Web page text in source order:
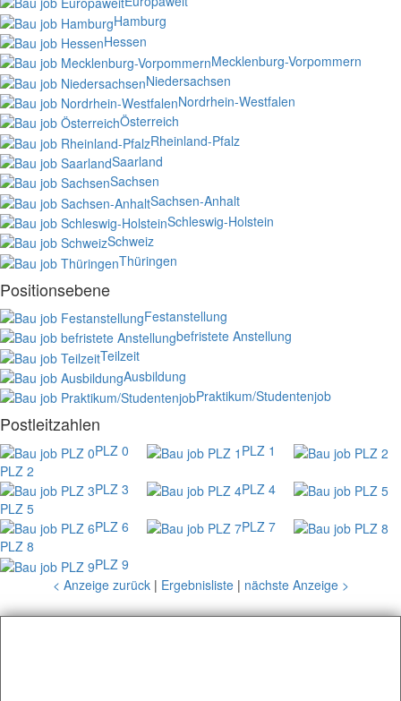
Hamburg
Hessen
Mecklenburg-Vorpommern
Niedersachsen
Nordrhein-Westfalen
Österreich
Rheinland-Pfalz
Saarland
Sachsen
Sachsen-Anhalt
Schleswig-Holstein
Schweiz
Thüringen
Positionsebene
Festanstellung
befristete Anstellung
Teilzeit
Ausbildung
Praktikum/Studentenjob
Postleitzahlen
PLZ 0
PLZ 1
PLZ 2
PLZ 3
PLZ 4
PLZ 5
PLZ 6
PLZ 7
PLZ 8
PLZ 9
< Anzeige zurück| Ergebnisliste| nächste Anzeige >